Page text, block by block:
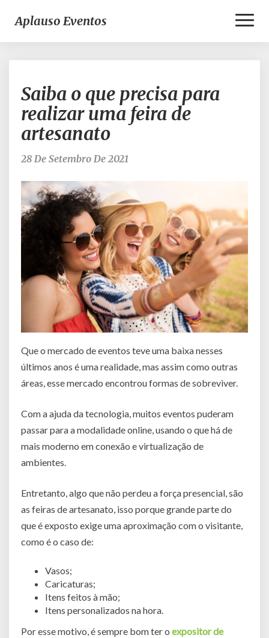
Aplauso Eventos
o
que
precisa
artesanato
Saiba o que precisa para
realizar uma feira de
artesanato
28 De Setembro De 2021
Que o mercado de eventos teve uma baixa nesses
últimos anos é uma realidade, mas assim como outras
áreas, esse mercado encontrou formas de sobreviver.
Com a ajuda da tecnologia, muitos eventos puderam
passar para a modalidade online, usando o que há de
mais moderno em conexão e virtualização de
ambientes.
Entretanto, algo que não perdeu a força presencial, são
as feiras de artesanato, isso porque grande parte do
que é exposto exige uma aproximação com o visitante,
como é o caso de:
Vasos;
Caricaturas;
Itens feitos à mão;
Itens personalizados na hora.
Por esse motivo, é sempre bom ter o expositor de